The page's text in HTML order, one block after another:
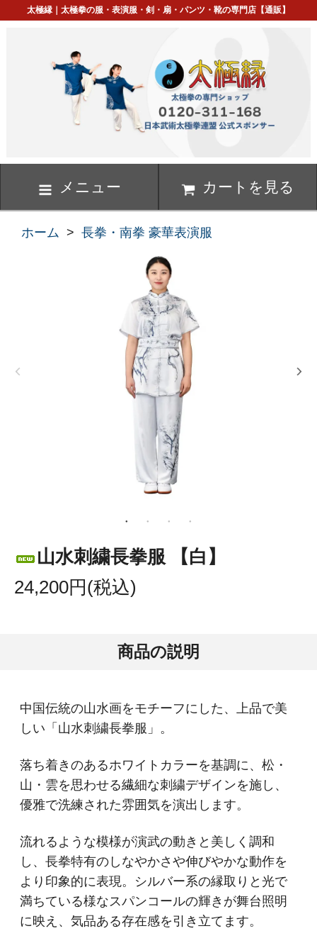
太極縁｜太極拳の服・表演服・剣・扇・パンツ・靴の専門店【通販】
メニュー カートを見る
ホーム > 長拳・南拳 豪華表演服
山水刺繍長拳服 【白】
24,200円(税込)
商品の説明
中国伝統の山水画をモチーフにした、上品で美
しい「山水刺繍長拳服」。
落ち着きのあるホワイトカラーを基調に、松・
山・雲を思わせる繊細な刺繍デザインを施し、
優雅で洗練された雰囲気を演出します。
流れるような模様が演武の動きと美しく調和
し、長拳特有のしなやかさや伸びやかな動作を
より印象的に表現。シルバー系の縁取りと光で
満ちている様なスパンコールの輝きが舞台照明
に映え、気品ある存在感を引き立てます。